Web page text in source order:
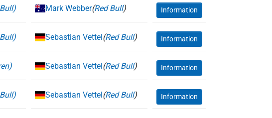
Mark Webber(Red Bull) Information
Sebastian Vettel(Red Bull) Information
Sebastian Vettel(Red Bull) Information
Sebastian Vettel(Red Bull) Information